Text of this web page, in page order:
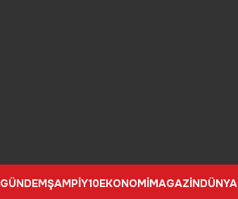
GÜNDEMŞAMPİY10EKONOMİMAGAZİNDÜNYA